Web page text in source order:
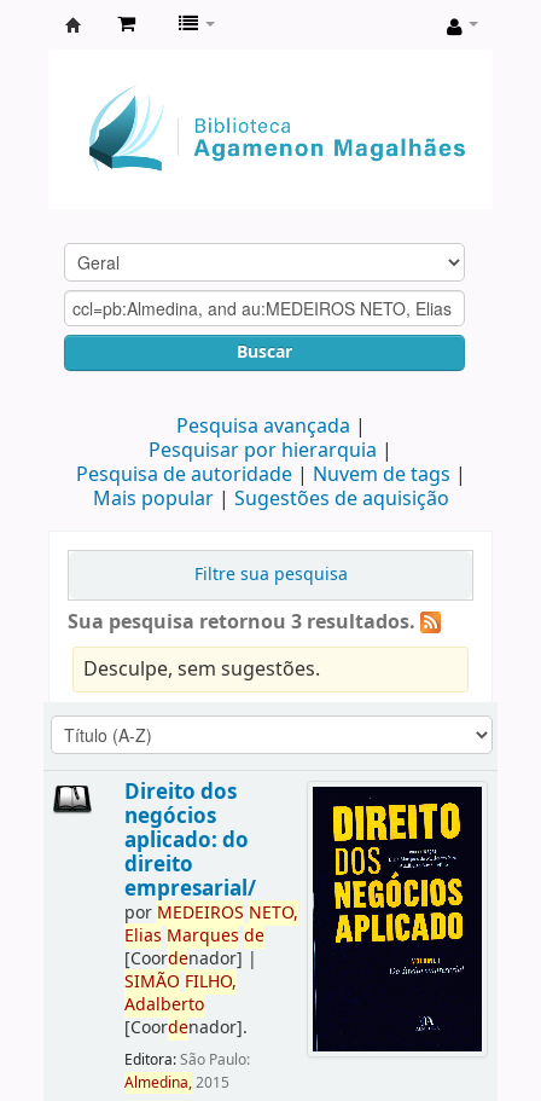
Agamenon
Magalhães
Buscar
Pesquisa avançada
Pesquisar por hierarquia
Pesquisa de autoridade
Nuvem de tags
Mais popular
Sugestões de aquisição
Filtre sua pesquisa
Sua pesquisa retornou 3 resultados.
Desculpe, sem sugestões.
Direito dos
negócios
aplicado: do
direito
empresarial/
por MEDEIROS NETO,
Elias Marques de
[Coordenador] |
SIMÃO FILHO,
Adalberto
[Coordenador].
Editora:São Paulo:
Almedina,2015